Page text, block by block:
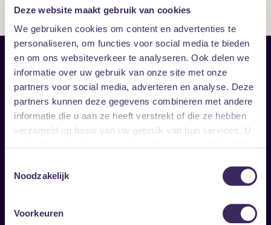
Deze website maakt gebruik van cookies
We gebruiken cookies om content en advertenties te
personaliseren, om functies voor social media te bieden
en om ons websiteverkeer te analyseren. Ook delen we
informatie over uw gebruik van onze site met onze
partners voor social media, adverteren en analyse. Deze
partners kunnen deze gegevens combineren met andere
informatie die u aan ze heeft verstrekt of die ze hebben
verzameld op basis van uw gebruik van hun services. U
Noodzakelijk
Voorkeuren
Sitemap
Home
Vrijwilligers
Verhuur
Disclaimer
Toegankelijkheid
Privacy & cookies
Follow
Onze nieuwsbrief ontvangen?